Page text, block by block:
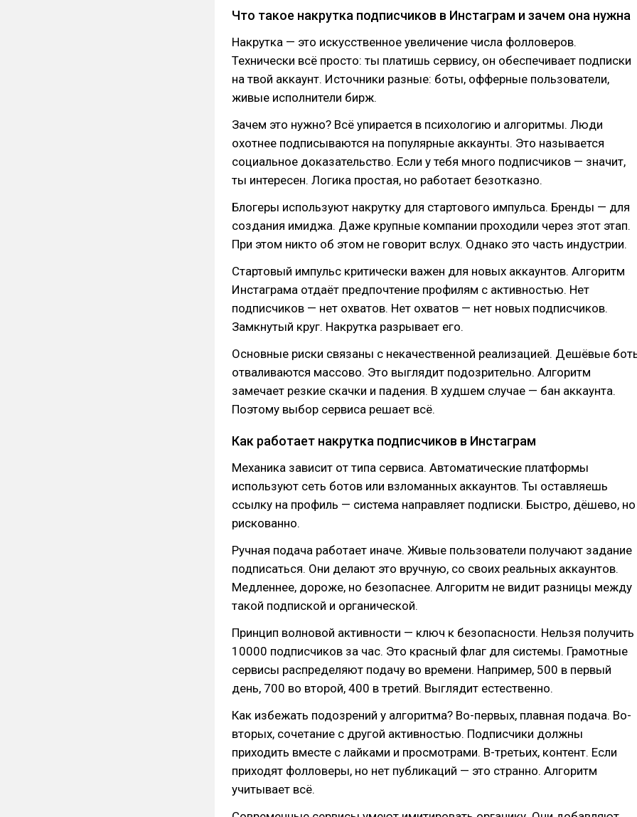
Что такое накрутка подписчиков в Инстаграм и зачем она нужна
Накрутка — это искусственное увеличение числа фолловеров.
Технически всё просто: ты платишь сервису, он обеспечивает подписки
на твой аккаунт. Источники разные: боты, офферные пользователи,
живые исполнители бирж.
Зачем это нужно? Всё упирается в психологию и алгоритмы. Люди
охотнее подписываются на популярные аккаунты. Это называется
социальное доказательство. Если у тебя много подписчиков — значит,
ты интересен. Логика простая, но работает безотказно.
Блогеры используют накрутку для стартового импульса. Бренды — для
создания имиджа. Даже крупные компании проходили через этот этап.
При этом никто об этом не говорит вслух. Однако это часть индустрии.
Стартовый импульс критически важен для новых аккаунтов. Алгоритм
Инстаграма отдаёт предпочтение профилям с активностью. Нет
подписчиков — нет охватов. Нет охватов — нет новых подписчиков.
Замкнутый круг. Накрутка разрывает его.
Основные риски связаны с некачественной реализацией. Дешёвые
отваливаются массово. Это выглядит подозрительно. Алгоритм
замечает резкие скачки и падения. В худшем случае — бан аккаунта.
Поэтому выбор сервиса решает всё.
Как работает накрутка подписчиков в Инстаграм
Механика зависит от типа сервиса. Автоматические платформы
используют сеть ботов или взломанных аккаунтов. Ты оставляешь
ссылку на профиль — система направляет подписки. Быстро, дёшево, но
рискованно.
Ручная подача работает иначе. Живые пользователи получают задание
подписаться. Они делают это вручную, со своих реальных аккаунтов.
Медленнее, дороже, но безопаснее. Алгоритм не видит разницы между
такой подпиской и органической.
Принцип волновой активности — ключ к безопасности. Нельзя получить
10000 подписчиков за час. Это красный флаг для системы. Грамотные
сервисы распределяют подачу во времени. Например, 500 в первый
день, 700 во второй, 400 в третий. Выглядит естественно.
Как избежать подозрений у алгоритма? Во-первых, плавная подача. Во-
вторых, сочетание с другой активностью. Подписчики должны
приходить вместе с лайками и просмотрами. В-третьих, контент. Если
приходят фолловеры, но нет публикаций — это странно. Алгоритм
учитывает всё.